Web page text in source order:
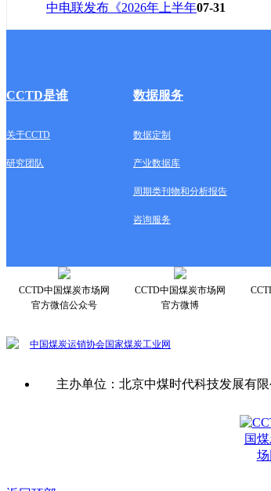
中电联发布《2026年上半年07-31
CCTD是谁 数据服务
关于CCTD 数据定制
研究团队 产业数据库
周期类刊物和分析报告
咨询服务
CCTD中国煤炭市场网
官方微信公众号
CCTD中国煤炭市场网
官方微博
中国煤炭运销协会国家煤炭工业网
主办单位：北京中煤时代科技发展